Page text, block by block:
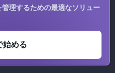
理するための最適なソリュー
始める